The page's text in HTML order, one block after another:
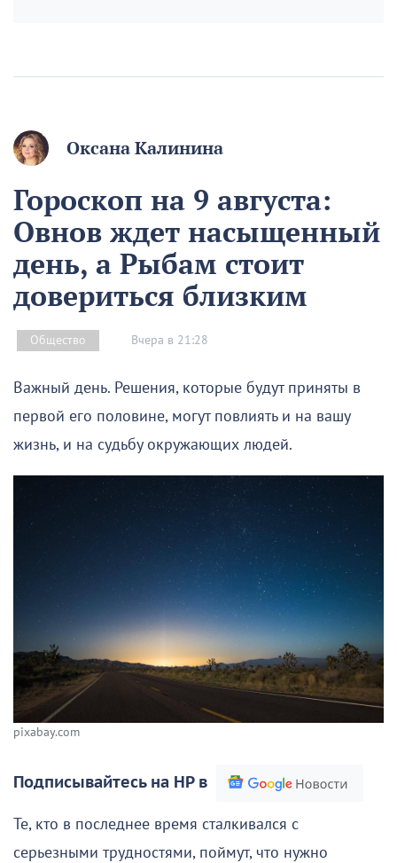
Оксана Калинина
Гороскоп на 9 августа:
Овнов ждет насыщенный
день, а Рыбам стоит
довериться близким
Общество Вчера в 21:28
Важный день. Решения, которые будут приняты в
первой его половине, могут повлиять и на вашу
жизнь, и на судьбу окружающих людей.
pixabay.com
Подписывайтесь на НР в
Те, кто в последнее время сталкивался с
серьезными трудностями, поймут, что нужно